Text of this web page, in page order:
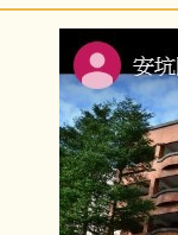
📢【安坑國小115
2026-05-08狂賀！本
校405班、607班參加
115年度新北市東區
英語讀者劇場比賽，
皆榮獲特優佳績，將
代表參加市賽，安坑